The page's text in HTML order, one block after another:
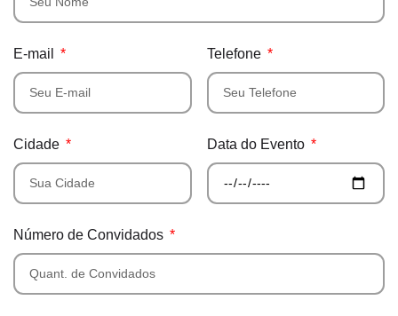
E-mail Telefone
Cidade Data do Evento
Número de Convidados